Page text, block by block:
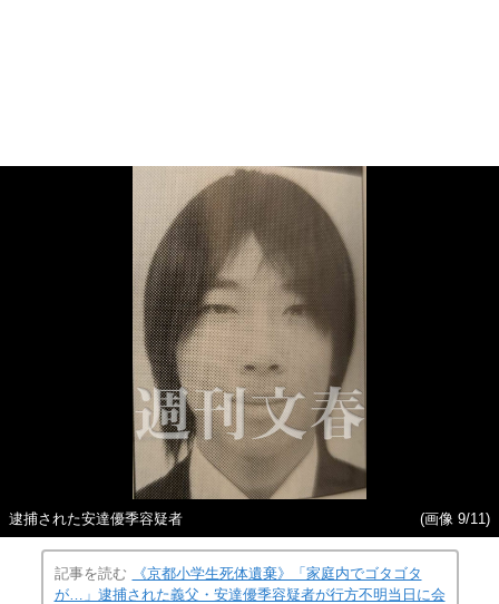
逮捕された安達優季容疑者 (画像 9/11)
記事を読む
《京都小学生死体遺棄》「家庭内でゴタゴタ
が…」逮捕された義父・安達優季容疑者が行方不明当日に会